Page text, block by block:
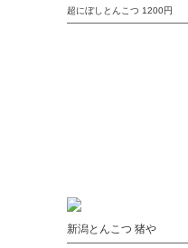
超にぼしとんこつ 1200円
新潟とんこつ 猪や